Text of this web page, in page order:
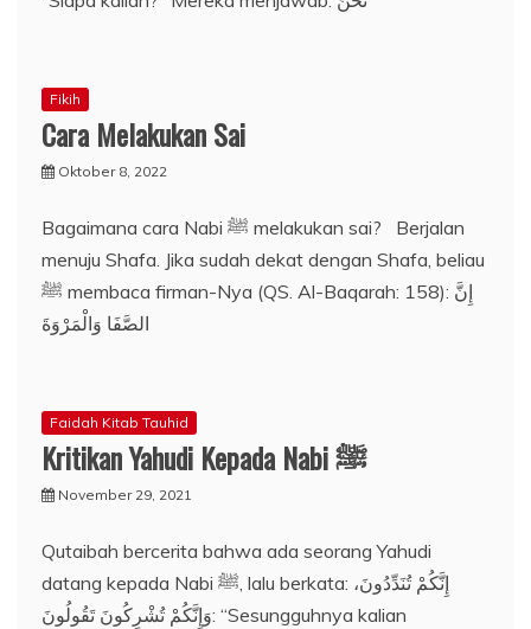
Fikih
Cara Melakukan Sai
Oktober 8, 2022
Bagaimana cara Nabi ﷺ melakukan sai? Berjalan
menuju Shafa. Jika sudah dekat dengan Shafa, beliau
ﷺ membaca firman-Nya (QS. Al-Baqarah: 158): إِنَّ
الصَّفَا وَالْمَرْوَةَ
Faidah Kitab Tauhid
Kritikan Yahudi Kepada Nabi ﷺ
November 29, 2021
Qutaibah bercerita bahwa ada seorang Yahudi
datang kepada Nabi ﷺ, lalu berkata: إِنَّكُمْ تُنَدِّدُونَ،
وَإِنَّكُمْ تُشْرِكُونَ تَقُولُونَ: “Sesungguhnya kalian